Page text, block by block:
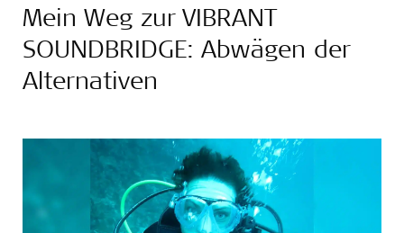
Mein Weg zur VIBRANT
SOUNDBRIDGE: Abwägen der
Alternativen